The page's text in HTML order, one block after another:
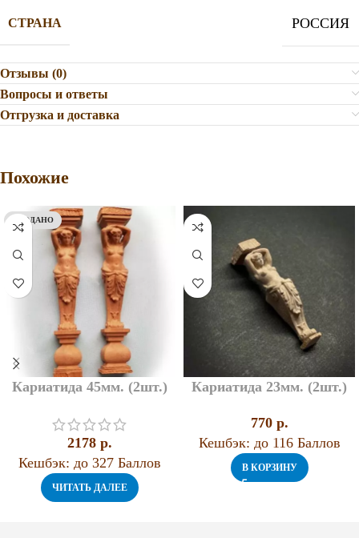
СТРАНА РОССИЯ
Отзывы (0)
Вопросы и ответы
Отгрузка и доставка
Похожие
ПРОДАНО
Кариатида 45мм. (2шт.)
2178 p.
Кешбэк: до 327 Баллов
ЧИТАТЬ ДАЛЕЕ
Кариатида 23мм. (2шт.)
770 p.
Кешбэк: до 116 Баллов
В КОРЗИНУ